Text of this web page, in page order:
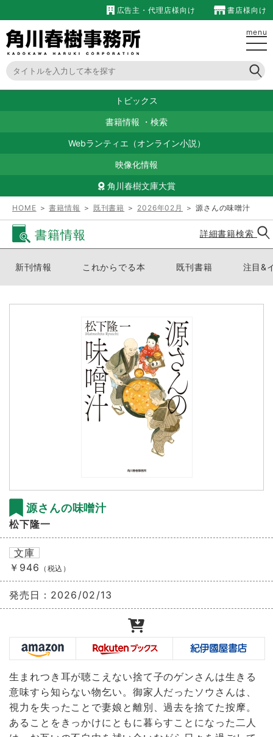
広告主・代理店様向け 書店様向け
menu
トピックス
書籍情報 ・ 検索
Webランティエ（オンライン小説）
映像化情報
角川春樹文庫大賞
HOME ＞書籍情報 ＞ 既刊書籍 ＞ 2026年02月 ＞ 源さんの味噌汁
書籍情報 詳細書籍検索
新刊情報 これからでる本 既刊書籍 注目&
源さんの味噌汁
松下隆一
文庫
￥946 （税込）
発売日： 2026/02/13
生まれつき耳が聴こえない捨て子のゲンさんは生きる
意味すら知らない物乞い。御家人だったソウさんは、
視力を失ったことで妻娘と離別、過去を捨てた按摩。
あることをきっかけにともに暮らすことになった二人